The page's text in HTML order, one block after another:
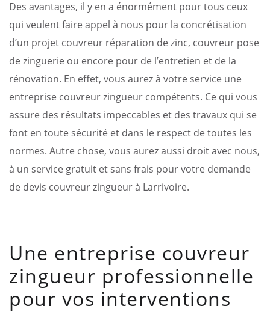
Des avantages, il y en a énormément pour tous ceux
qui veulent faire appel à nous pour la concrétisation
d’un projet couvreur réparation de zinc, couvreur pose
de zinguerie ou encore pour de l’entretien et de la
rénovation. En effet, vous aurez à votre service une
entreprise couvreur zingueur compétents. Ce qui vous
assure des résultats impeccables et des travaux qui se
font en toute sécurité et dans le respect de toutes les
normes. Autre chose, vous aurez aussi droit avec nous,
à un service gratuit et sans frais pour votre demande
de devis couvreur zingueur à Larrivoire.
Une entreprise couvreur
zingueur professionnelle
pour vos interventions